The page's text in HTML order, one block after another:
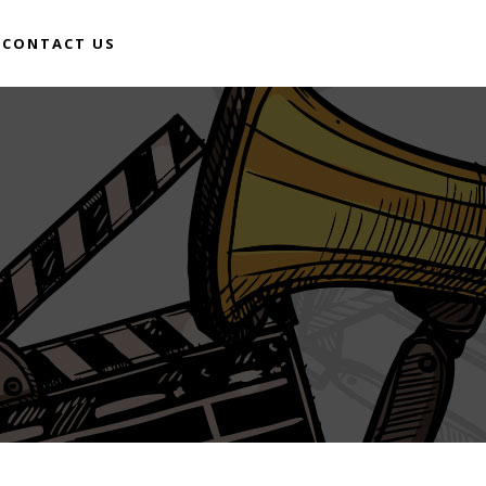
CONTACT US